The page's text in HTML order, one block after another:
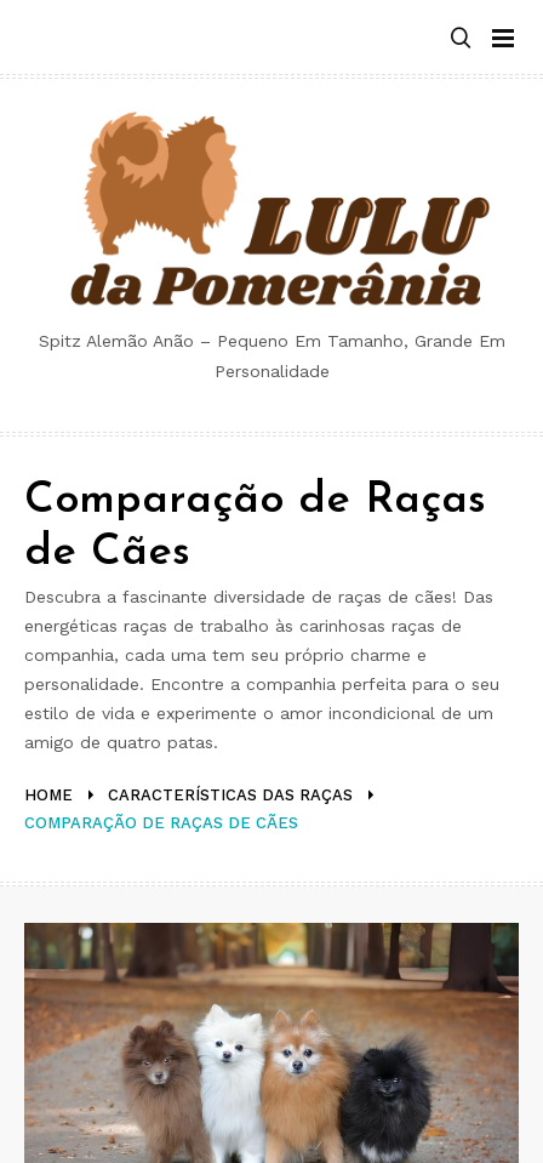
content
Spitz Alemão Anão – Pequeno Em Tamanho, Grande Em
Personalidade
HOME
CARACTERÍSTICAS DAS RAÇAS
COMPARAÇÃO DE RAÇAS DE CÃES
Comparação de Raças
de Cães
Descubra a fascinante diversidade de raças de cães! Das
energéticas raças de trabalho às carinhosas raças de
companhia, cada uma tem seu próprio charme e
personalidade. Encontre a companhia perfeita para o seu
estilo de vida e experimente o amor incondicional de um
amigo de quatro patas.